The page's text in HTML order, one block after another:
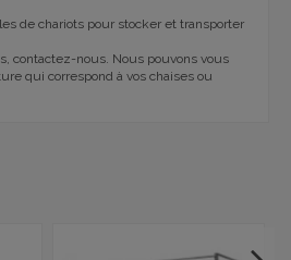
de chariots pour stocker et transporter
contactez-nous. Nous pouvons vous
qui correspond à vos chaises ou